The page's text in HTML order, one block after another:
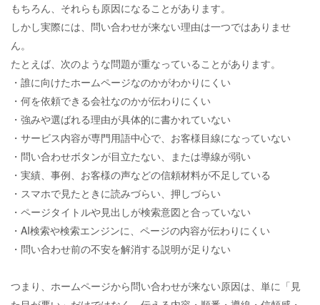
もちろん、それらも原因になることがあります。
しかし実際には、問い合わせが来ない理由は一つではありませ
ん。
たとえば、次のような問題が重なっていることがあります。
・誰に向けたホームページなのかがわかりにくい
・何を依頼できる会社なのかが伝わりにくい
・強みや選ばれる理由が具体的に書かれていない
・サービス内容が専門用語中心で、お客様目線になっていない
・問い合わせボタンが目立たない、または導線が弱い
・実績、事例、お客様の声などの信頼材料が不足している
・スマホで見たときに読みづらい、押しづらい
・ページタイトルや見出しが検索意図と合っていない
・AI検索や検索エンジンに、ページの内容が伝わりにくい
・問い合わせ前の不安を解消する説明が足りない
つまり、ホームページから問い合わせが来ない原因は、単に「見